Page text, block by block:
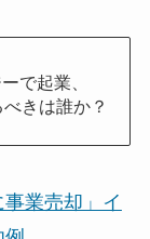
で起業、
べきは誰か？
業売却」イ